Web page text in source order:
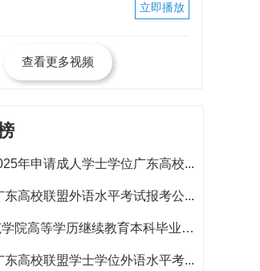
立即播放
查看更多视频
年申请成人学士学位广东高校...
东高校联盟外语水平考试报考公...
院高等学历继续教育本科毕业生学...
东高校联盟学士学位外语水平考...